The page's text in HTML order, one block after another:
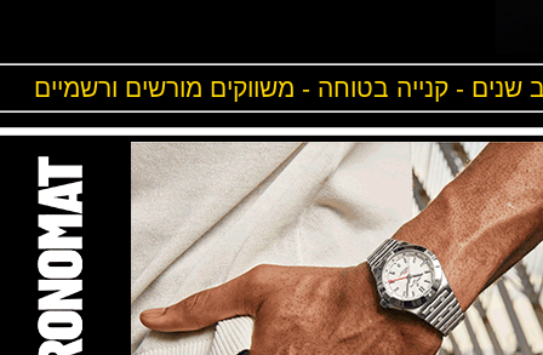
- קנייה בטוחה - משווקים מורשים ורשמיים